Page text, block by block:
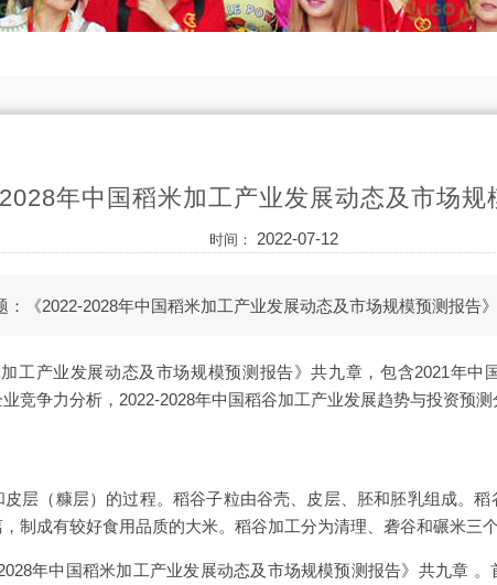
年中国稻米加工产业发展动态及市场规
时间： 2022-07-12
《2022-2028年中国稻米加工产业发展动态及市场规模预测报告》
加工产业发展动态及市场规模预测报告》共九章，包含2021年中
竞争力分析，2022-2028年中国稻谷加工产业发展趋势与投资预测
层（糠层）的过程。稻谷子粒由谷壳、皮层、胚和胚乳组成。
制成有较好食用品质的大米。稻谷加工分为清理、砻谷和碾米三个
年中国稻米加工产业发展动态及市场规模预测报告》共九章